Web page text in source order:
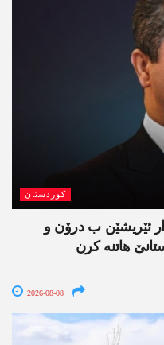
کوردستان
ئێریشێن ب درۆن و
ھاتنە کرن
2026-08-08